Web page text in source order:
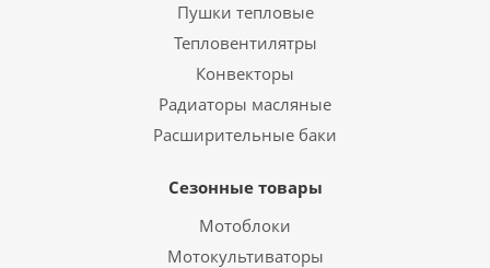
Пушки тепловые
Тепловентилятры
Конвекторы
Радиаторы масляные
Расширительные баки
Сезонные товары
Мотоблоки
Мотокультиваторы